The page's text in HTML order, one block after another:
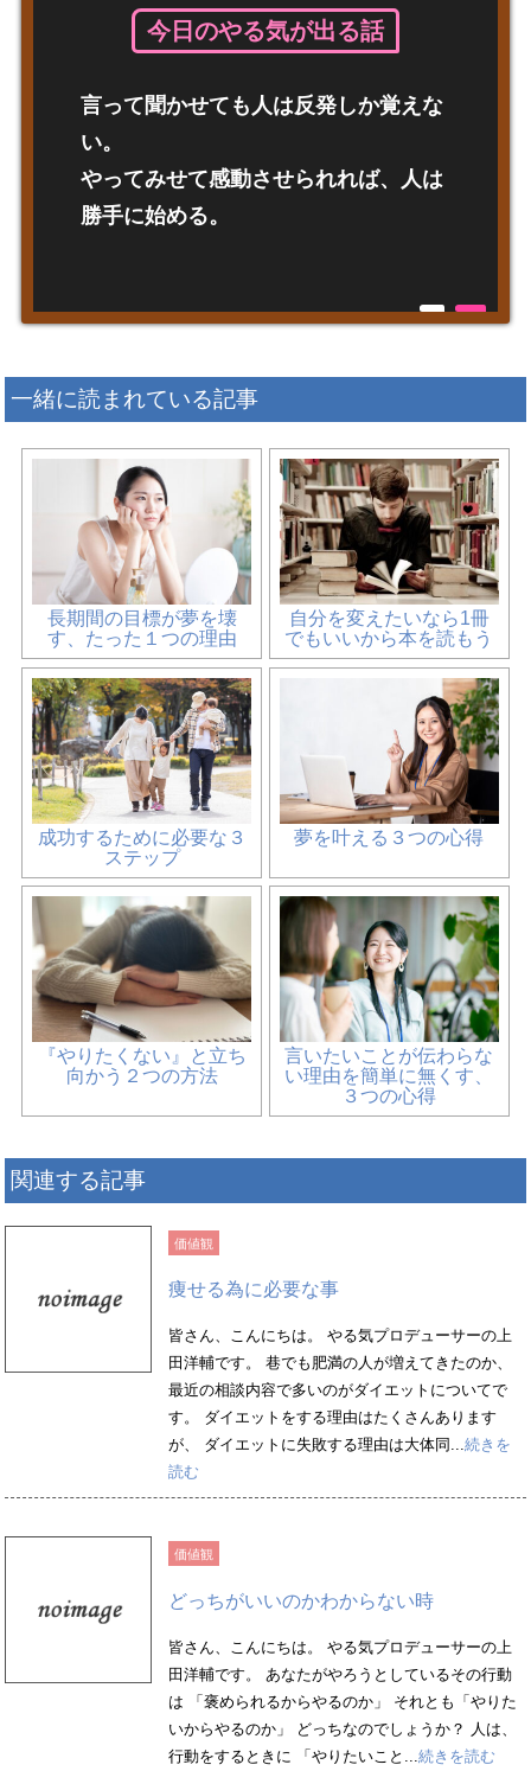
今日のやる気が出る話
言って聞かせても人は反発しか覚えな
い。
やってみせて感動させられれば、人は
勝手に始める。
一緒に読まれている記事
長期間の目標が夢を壊
す、たった１つの理由
自分を変えたいなら1冊
でもいいから本を読もう
成功するために必要な３
ステップ
夢を叶える３つの心得
『やりたくない』と立ち
向かう２つの方法
言いたいことが伝わらな
い理由を簡単に無くす、
３つの心得
関連する記事
価値観
痩せる為に必要な事
皆さん、こんにちは。 やる気プロデューサーの上
田洋輔です。 巷でも肥満の人が増えてきたのか、
最近の相談内容で多いのがダイエットについてで
す。 ダイエットをする理由はたくさんあります
が、 ダイエットに失敗する理由は大体同...続きを
読む
価値観
どっちがいいのかわからない時
皆さん、こんにちは。 やる気プロデューサーの上
田洋輔です。 あなたがやろうとしているその行動
は 「褒められるからやるのか」 それとも「やりた
いからやるのか」 どっちなのでしょうか？ 人は、
行動をするときに 「やりたいこと... 続きを読む